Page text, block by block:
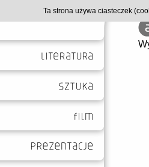
Ta strona używa ciasteczek